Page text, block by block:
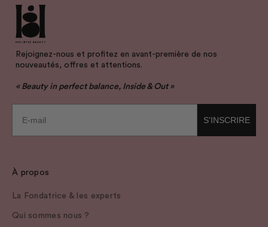
Rejoignez-nous et profitez en avant-première de nos
nouveautés, offres et attentions.
« Beauty in perfect balance, Inside & Out »
S'INSCRIRE
À propos
La Fondatrice & les experts
Qui sommes nous ?